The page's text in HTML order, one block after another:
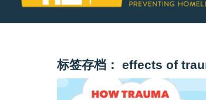
标签存档：effects of